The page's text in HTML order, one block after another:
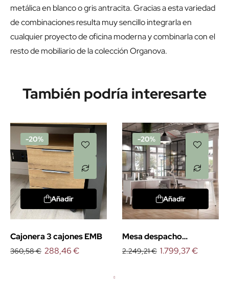
metálica en blanco o gris antracita. Gracias a esta variedad
de combinaciones resulta muy sencillo integrarla en
cualquier proyecto de oficina moderna y combinarla con el
resto de mobiliario de la colección Organova.
También podría interesarte
-20%
Añadir
Cajonera 3 cajones EMB
360,58 € 288,46 €
-20%
Añadir
Mesa despacho
Organova con mueble
2.249,21 € 1.799,37 €